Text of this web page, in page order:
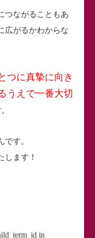
つながることもあ
広がるかわからな
つに真摯に向き
うえで一番大切
す。
します！
in